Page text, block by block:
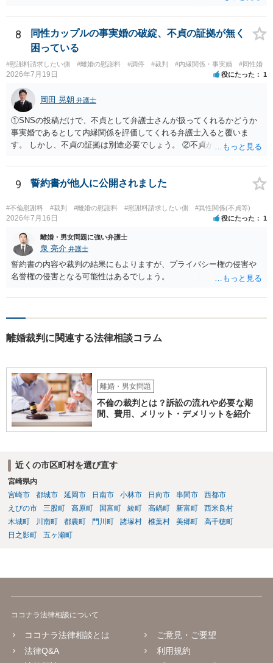
8
同性カップルの事実婚の破綻、不貞の証拠が無く
困っている
#慰謝料請求したい側 #離婚の慰謝料 #調停 #裁判 #内縁関係・事実婚 #同性婚
2026年7月19日 役にたった 1
岡田 晃朝 弁護士
①SNSの投稿だけで、不貞として弁護士さんが扱ってくれるかどうか
事実婚であるとして内縁関係を評価してくれる弁護士入ると覆いま
す。 しかし、不貞の証拠は別途必要でしょう。 ②不貞が認められない
消にあたるかどうか そこは協議の余地はあるかもしれませんが、離婚
の場合も相互に帰責性が無ければ（立証できなければ）、慰謝料など
9 誓約書が他人に公開されました
#不倫慰謝料 #裁判 #離婚の慰謝料 #慰謝料請求したい側 #異性関係(不貞等)
2026年7月16日 役にたった 1
離婚・男女問題に強い弁護士
泉 亮介 弁護士
誓約書の内容や裁判の結果にもよりますが、プライバシー権の侵害や
名誉権の侵害となる可能性はあるでしょう。
離婚裁判に関連する法律相談コラム
離婚・男女問題
不倫の裁判とは？訴訟の流れや必要な期
間、費用、メリット・デメリットを紹介
近くの市区町村を選び直す
宮崎県内
宮崎市
都城市 延岡市 日南市 小林市 日向市 串間市
西都市
えびの市
三股町 高原町 国富町 綾町 高鍋町 新富町
西米良村
木城町
川南町 都農町 門川町 諸塚村 椎葉村 美郷町
高千穂町
日之影町
五ヶ瀬町
ココナラ法律相談について
ココナラ法律相談とは
法律Q&A
ご意見・ご要望
利用規約